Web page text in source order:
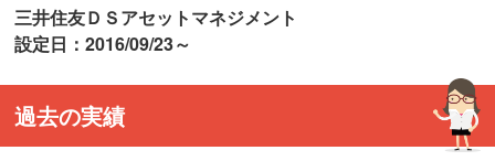
三井住友ＤＳアセットマネジメント
設定日：2016/09/23～
過去の実績